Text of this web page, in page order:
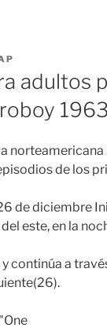
adultos
de los
de diciembre
este, en la
continúa a